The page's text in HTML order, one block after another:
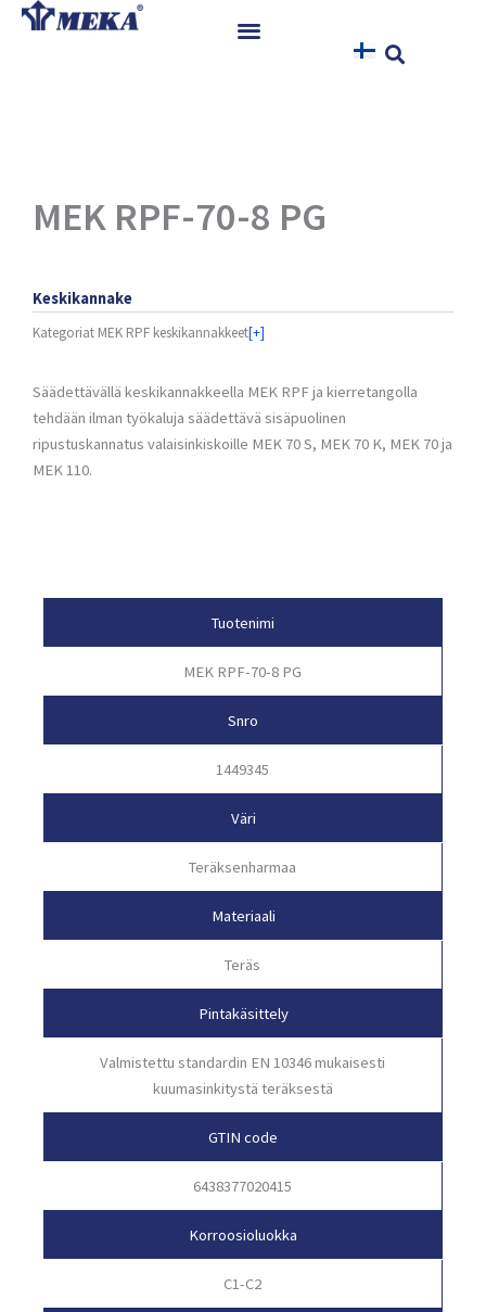
Siirry
MEK RPF-70-8 PG
Keskikannake
Kategoriat MEK RPF keskikannakkeet[+]
Säädettävällä keskikannakkeella MEK RPF ja kierretangolla
tehdään ilman työkaluja säädettävä sisäpuolinen
ripustuskannatus valaisinkiskoille MEK 70 S, MEK 70 K, MEK 70 ja
MEK 110.
Tuotenimi
MEK RPF-70-8 PG
Snro
1449345
Väri
Teräksenharmaa
Materiaali
Teräs
Pintakäsittely
Valmistettu standardin EN 10346 mukaisesti
kuumasinkitystä teräksestä
GTIN code
6438377020415
Korroosioluokka
C1-C2